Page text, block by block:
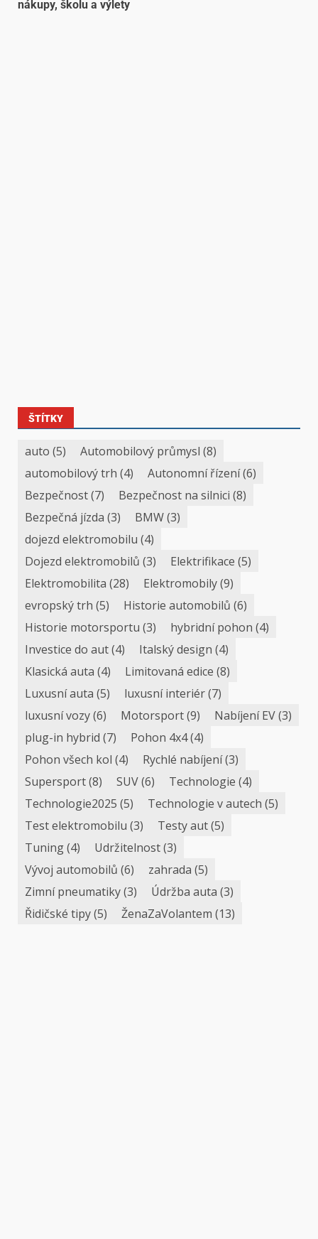
nákupy, školu a výlety
ŠTÍTKY
auto (5) Automobilový průmysl (8)
automobilový trh (4) Autonomní řízení(6)
Bezpečnost(7) Bezpečnost na silnici (8)
Bezpečná jízda (3) BMW(3)
dojezd elektromobilu (4)
Dojezd elektromobilů (3) Elektrifikace (5)
Elektromobilita (28) Elektromobily(9)
evropský trh (5) Historie automobilů (6)
Historie motorsportu (3) hybridní pohon (4)
Investice do aut(4) Italský design (4)
Klasická auta (4) Limitovaná edice (8)
Luxusní auta (5) luxusní interiér(7)
luxusní vozy(6) Motorsport(9) Nabíjení EV(3)
plug-in hybrid (7) Pohon 4x4(4)
Pohon všech kol (4) Rychlé nabíjení(3)
Supersport(8) SUV(6) Technologie (4)
Technologie2025 (5) Technologie v autech (5)
Test elektromobilu (3) Testy aut(5)
Tuning(4) Udržitelnost(3)
Vývoj automobilů (6) zahrada (5)
Zimní pneumatiky(3) Údržba auta (3)
Řidičské tipy(5) ŽenaZaVolantem (13)